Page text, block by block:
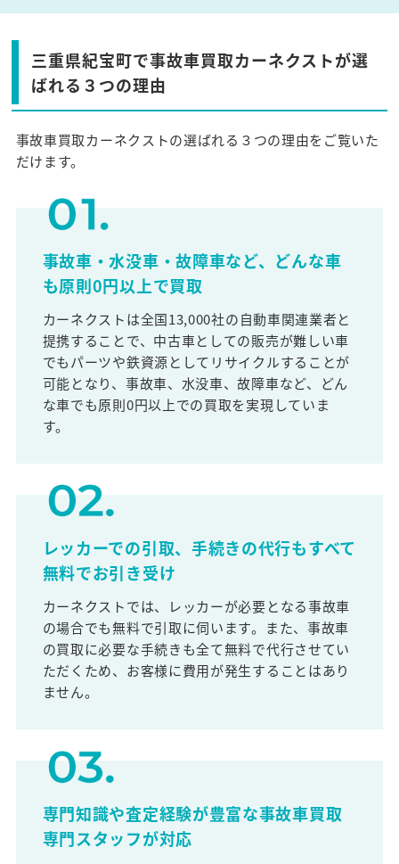
三重県紀宝町で事故車買取カーネクストが選
ばれる３つの理由
事故車買取カーネクストの選ばれる３つの理由をご覧いた
だけます。
事故車・水没車・故障車など、どんな車
も原則0円以上で買取
カーネクストは全国13,000社の自動車関連業者と
提携することで、中古車としての販売が難しい車
でもパーツや鉄資源としてリサイクルすることが
可能となり、事故車、水没車、故障車など、どん
な車でも原則0円以上での買取を実現していま
す。
レッカーでの引取、手続きの代行もすべて
無料でお引き受け
カーネクストでは、レッカーが必要となる事故車
の場合でも無料で引取に伺います。また、事故車
の買取に必要な手続きも全て無料で代行させてい
ただくため、お客様に費用が発生することはあり
ません。
専門知識や査定経験が豊富な事故車買取
専門スタッフが対応